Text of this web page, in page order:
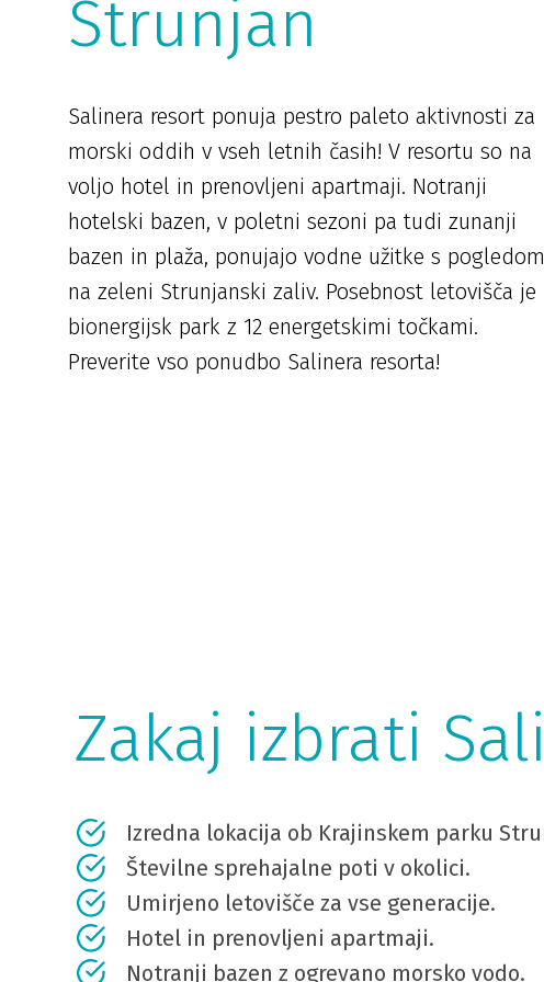
Strunjan
Salinera resort ponuja pestro paleto aktivnosti za
morski oddih v vseh letnih časih! V resortu so na
voljo hotel in prenovljeni apartmaji. Notranji
hotelski bazen, v poletni sezoni pa tudi zunanji
bazen in plaža, ponujajo vodne užitke s pogledom
na zeleni Strunjanski zaliv. Posebnost letovišča je
bionergijsk park z 12 energetskimi točkami.
Preverite vso ponudbo Salinera resorta!
Zakaj izbrati
Izredna lokacija ob Krajinskem parku
Številne sprehajalne poti v okolici.
Umirjeno letovišče za vse generacije.
Hotel in prenovljeni apartmaji.
Notranji bazen z ogrevano morsko vodo.